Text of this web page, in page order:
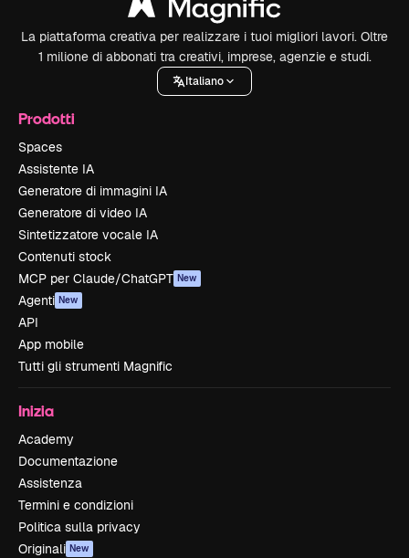
La piattaforma creativa per realizzare i tuoi migliori lavori. Oltre
1 milione di abbonati tra creativi, imprese, agenzie e studi.
Italiano
Prodotti
Spaces
Assistente IA
Generatore di immagini IA
Generatore di video IA
Sintetizzatore vocale IA
Contenuti stock
MCP per Claude/ChatGPT New
Agenti New
API
App mobile
Tutti gli strumenti Magnific
Inizia
Academy
Documentazione
Assistenza
Termini e condizioni
Politica sulla privacy
Originali New